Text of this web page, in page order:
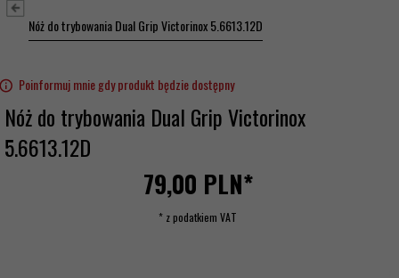
Nóż do trybowania Dual Grip Victorinox 5.6613.12D
Poinformuj mnie gdy produkt będzie dostępny
Nóż do trybowania Dual Grip Victorinox
5.6613.12D
79,00 PLN*
* z podatkiem VAT